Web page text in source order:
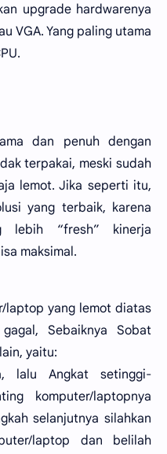
upgrade hardwarenya
VGA. Yang paling utama
dan penuh dengan
terpakai, meski sudah
lemot. Jika seperti itu,
yang terbaik, karena
lebih “fresh” kinerja
maksimal.
laptop yang lemot diatas
Sebaiknya Sobat
yaitu:
lalu Angkat setinggi-
komputer/laptopnya
selanjutnya silahkan
laptop dan belilah